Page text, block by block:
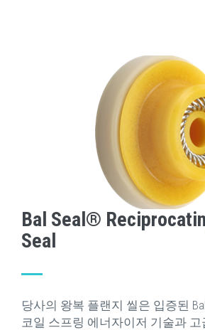
Bal Seal®
Seal
당사의 왕복 플랜지 씰은 입증된
코일 스프링 에너자이저 기술과